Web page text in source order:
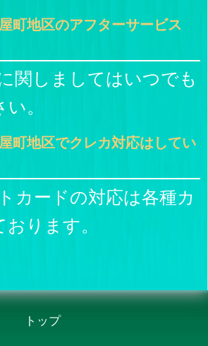
町地区のアフターサービス
関しましてはいつでも
。
町地区でクレカ対応はしてい
カードの対応は各種カ
ります。
トップ